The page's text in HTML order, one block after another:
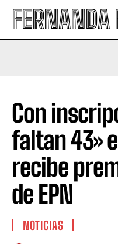
Con
faltan 43»
recibe
de EPN
NOTICIAS